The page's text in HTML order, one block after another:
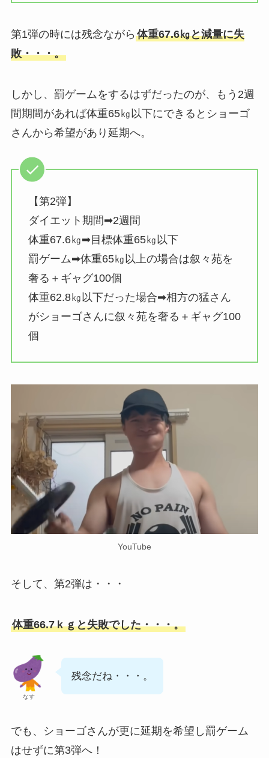
第1弾の時には残念ながら 体重67.6㎏と減量に失
敗・・・。
しかし、罰ゲームをするはずだったのが、もう2週
間期間があれば体重65㎏以下にできるとショーゴ
さんから希望があり延期へ。
【第2弾】
ダイエット期間➡2週間
体重67.6㎏➡目標体重65㎏以下
罰ゲーム➡体重65㎏以上の場合は叙々苑を
奢る＋ギャグ100個
体重62.8㎏以下だった場合➡相方の猛さん
がショーゴさんに叙々苑を奢る＋ギャグ100
個
YouTube
そして、第2弾は・・・
体重66.7ｋｇと失敗でした・・・。
なす
残念だね・・・。
でも、ショーゴさんが更に延期を希望し罰ゲーム
はせずに第3弾へ！